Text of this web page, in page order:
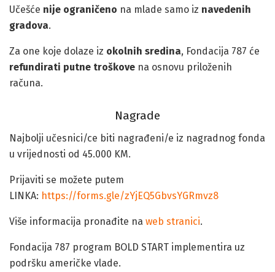
Učešće nije ograničeno na mlade samo iz navedenih
gradova.
Za one koje dolaze iz okolnih sredina, Fondacija 787 će
refundirati putne troškove na osnovu priloženih
računa.
Nagrade
Najbolji učesnici/ce biti nagrađeni/e iz nagradnog fonda
u vrijednosti od 45.000 KM.
Prijaviti se možete putem
LINKA: https://forms.gle/zYjEQ5GbvsYGRmvz8
Više informacija pronađite na web stranici.
Fondacija 787 program BOLD START implementira uz
podršku američke vlade.